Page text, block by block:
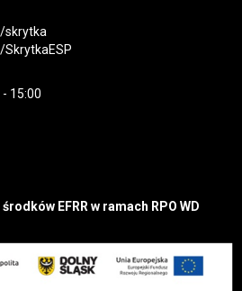
skrytka
15:00
EFRR w ramach RPO WD